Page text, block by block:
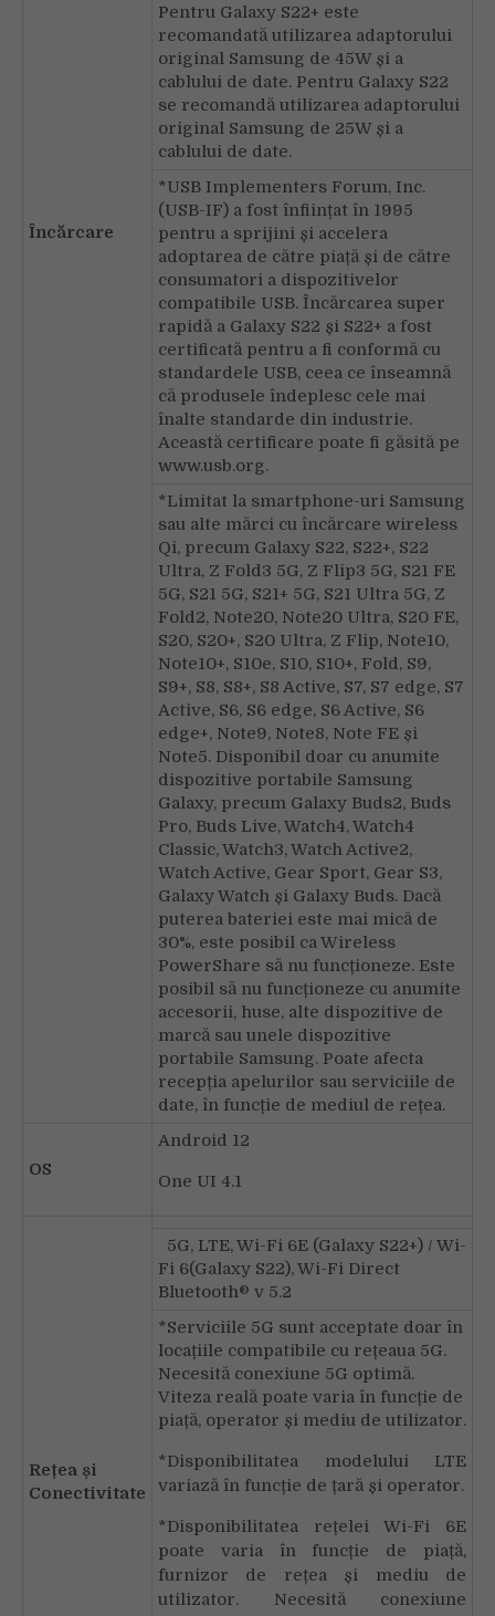
Încărcare
Pentru Galaxy S22+ este
recomandată utilizarea adaptorului
original Samsung de 45W și a
cablului de date. Pentru Galaxy S22
se recomandă utilizarea adaptorului
original Samsung de 25W și a
cablului de date.
*USB Implementers Forum, Inc.
(USB-IF) a fost înființat în 1995
pentru a sprijini și accelera
adoptarea de către piață și de către
consumatori a dispozitivelor
compatibile USB. Încărcarea super
rapidă a Galaxy S22 și S22+ a fost
certificată pentru a fi conformă cu
standardele USB, ceea ce înseamnă
că produsele îndeplesc cele mai
înalte standarde din industrie.
Această certificare poate fi găsită pe
www.usb.org.
*Limitat la smartphone-uri Samsung
sau alte mărci cu încărcare wireless
Qi, precum Galaxy S22, S22+, S22
Ultra, Z Fold3 5G, Z Flip3 5G, S21 FE
5G, S21 5G, S21+ 5G, S21 Ultra 5G, Z
Fold2, Note20, Note20 Ultra, S20 FE,
S20, S20+, S20 Ultra, Z Flip, Note10,
Note10+, S10e, S10, S10+, Fold, S9,
S9+, S8, S8+, S8 Active, S7, S7 edge, S7
Active, S6, S6 edge, S6 Active, S6
edge+, Note9, Note8, Note FE și
Note5. Disponibil doar cu anumite
dispozitive portabile Samsung
Galaxy, precum Galaxy Buds2, Buds
Pro, Buds Live, Watch4, Watch4
Classic, Watch3, Watch Active2,
Watch Active, Gear Sport, Gear S3,
Galaxy Watch și Galaxy Buds. Dacă
puterea bateriei este mai mică de
30%, este posibil ca Wireless
PowerShare să nu funcționeze. Este
posibil să nu funcționeze cu anumite
accesorii, huse, alte dispozitive de
marcă sau unele dispozitive
portabile Samsung. Poate afecta
recepția apelurilor sau serviciile de
date, în funcție de mediul de rețea.
OS
Android 12
One UI 4.1
Rețea și
Conectivitate
5G, LTE, Wi-Fi 6E (Galaxy S22+) / Wi-
Fi 6(Galaxy S22), Wi-Fi Direct
Bluetooth® v 5.2
*Serviciile 5G sunt acceptate doar în
locațiile compatibile cu rețeaua 5G.
Necesită conexiune 5G optimă.
Viteza reală poate varia în funcție de
piață, operator și mediu de utilizator.
*Disponibilitatea modelului LTE
variază în funcție de țară și operator.
*Disponibilitatea rețelei Wi-Fi 6E
poate varia în funcție de piață,
furnizor de rețea și mediu de
utilizator. Necesită conexiune